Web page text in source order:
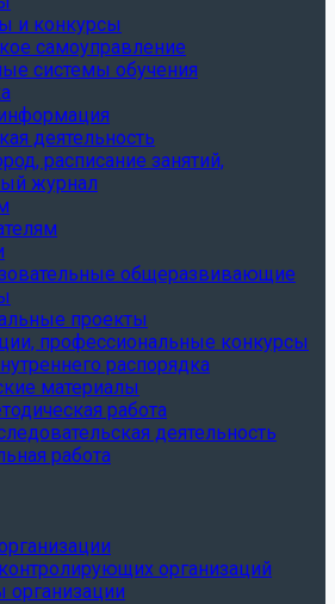
и конкурсы
самоуправление
системы обучения
деятельность
расписание занятий,
журнал
общеразвивающие
проекты
профессиональные конкурсы
распорядка
материалы
работа
деятельность
работа
организаций
организации